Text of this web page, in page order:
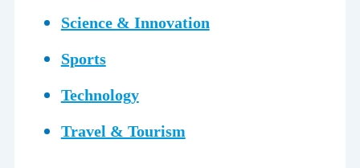
Science & Innovation
Sports
Technology
Travel & Tourism